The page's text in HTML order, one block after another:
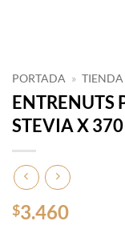
PORTADA » TIENDA
ENTRENUTS
STEVIA X 370
$3.460